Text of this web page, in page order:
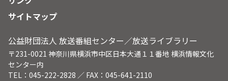
サイトマップ
公益財団法人 放送番組センター／放送ライブラリー
〒231-0021 神奈川県横浜市中区日本大通１１番地 横浜情報文化
センター内
TEL：045-222-2828 ／ FAX：045-641-2110